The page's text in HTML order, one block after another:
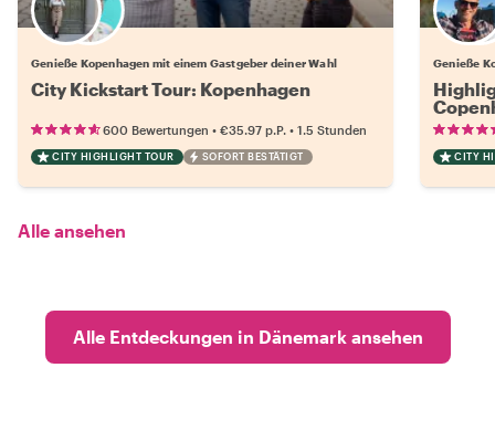
Wähle deinen Lieblingsgastgeber
Genieße Kopenhagen mit einem Gastgeber deiner Wahl
City Kickstart Tour: Kopenhagen
600 Bewertungen • €35.97 p.P. • 1.5 Stunden
CITY HIGHLIGHT TOUR SOFORT BESTÄTIGT
Genieße
CITY
Alle ansehen
Alle Entdeckungen in Dänemark ansehen